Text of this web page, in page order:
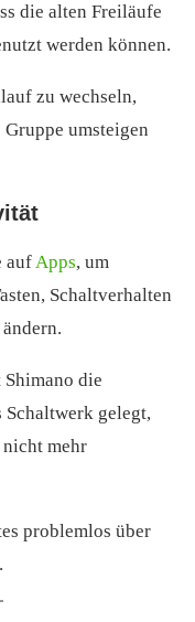
die alten Freiläufe
werden können.
zu wechseln,
umsteigen
aufApps, um
Schaltverhalten
die
gelegt,
mehr
problemlos über